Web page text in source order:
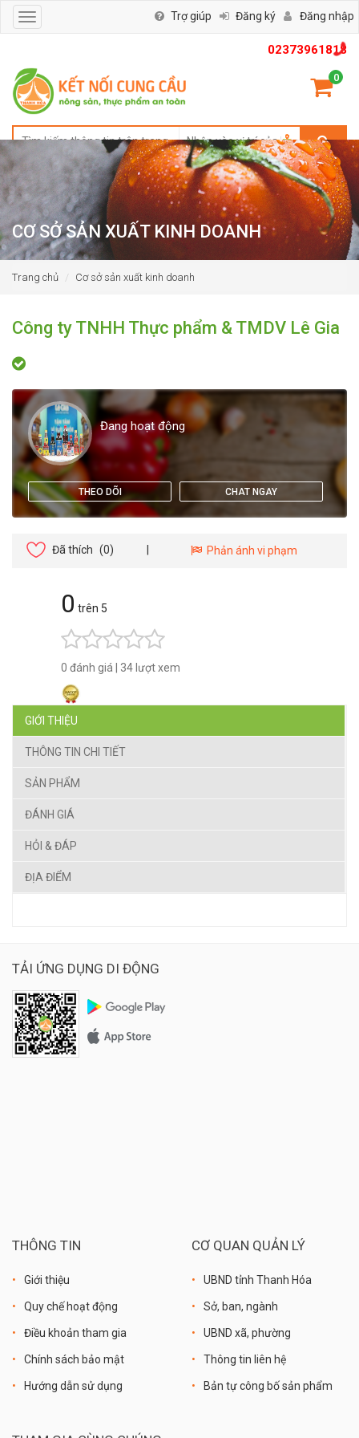
02373961818
0
Toggle
navigation
Trợ giúp Đăng ký Đăng nhập
CƠ SỞ SẢN XUẤT KINH DOANH
Trang chủ Cơ sở sản xuất kinh doanh
Công ty TNHH Thực phẩm & TMDV Lê Gia
Đang hoạt động
THEO DÕI CHAT NGAY
Đã thích (0) Phản ánh vi phạm
0 trên 5
0 đánh giá 34 lượt xem
GIỚI THIỆU
THÔNG TIN CHI TIẾT
SẢN PHẨM
ĐÁNH GIÁ
HỎI & ĐÁP
ĐỊA ĐIỂM
TẢI ỨNG DỤNG DI ĐỘNG
THÔNG TIN
Giới thiệu
Quy chế hoạt động
Điều khoản tham gia
Chính sách bảo mật
Hướng dẫn sử dụng
CƠ QUAN QUẢN LÝ
UBND tỉnh Thanh Hóa
Sở, ban, ngành
UBND xã, phường
Thông tin liên hệ
Bản tự công bố sản phẩm